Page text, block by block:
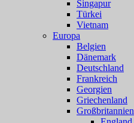
Singapur
Türkei
Vietnam
Europa
Belgien
Dänemark
Deutschland
Frankreich
Georgien
Griechenland
Großbritannien